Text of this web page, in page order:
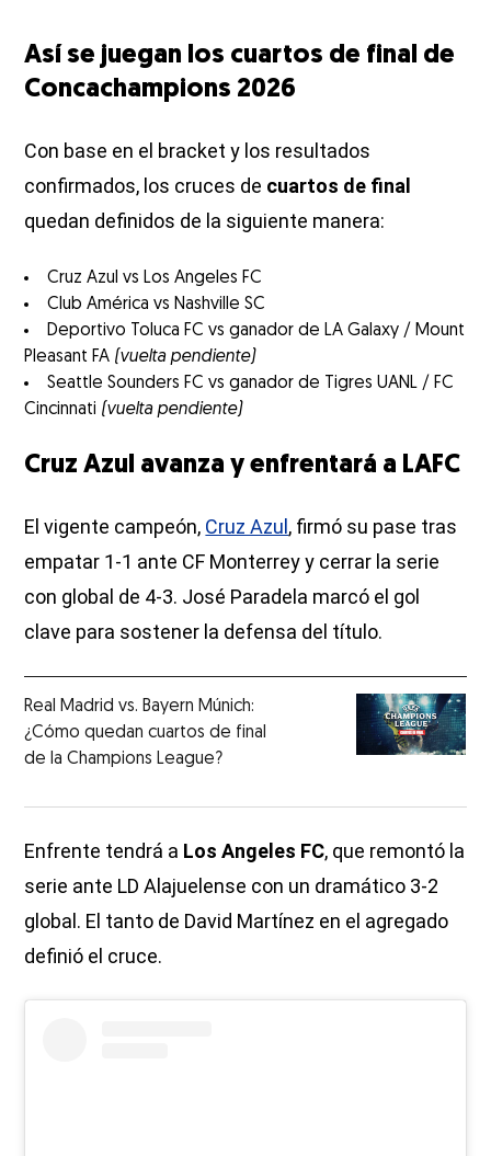
Así se juegan los cuartos de final de
Concachampions 2026
Con base en el bracket y los resultados
confirmados, los cruces de cuartos de final
quedan definidos de la siguiente manera:
Cruz Azul vs Los Angeles FC
Club América vs Nashville SC
Deportivo Toluca FC vs ganador de LA Galaxy / Mount
Pleasant FA (vuelta pendiente)
Seattle Sounders FC vs ganador de Tigres UANL / FC
Cincinnati (vuelta pendiente)
Cruz Azul avanza y enfrentará a LAFC
El vigente campeón, Cruz Azul, firmó su pase tras
empatar 1-1 ante CF Monterrey y cerrar la serie
con global de 4-3. José Paradela marcó el gol
clave para sostener la defensa del título.
Real Madrid vs. Bayern Múnich:
¿Cómo quedan cuartos de final
de la Champions League?
Enfrente tendrá a Los Angeles FC, que remontó la
serie ante LD Alajuelense con un dramático 3-2
global. El tanto de David Martínez en el agregado
definió el cruce.